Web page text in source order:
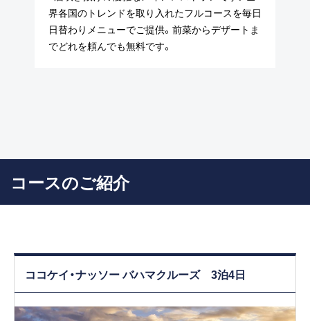
界各国のトレンドを取り入れたフルコースを毎日
日替わりメニューでご提供。前菜からデザートま
でどれを頼んでも無料です。
コースのご紹介
ココケイ・ナッソー バハマクルーズ 3泊4日